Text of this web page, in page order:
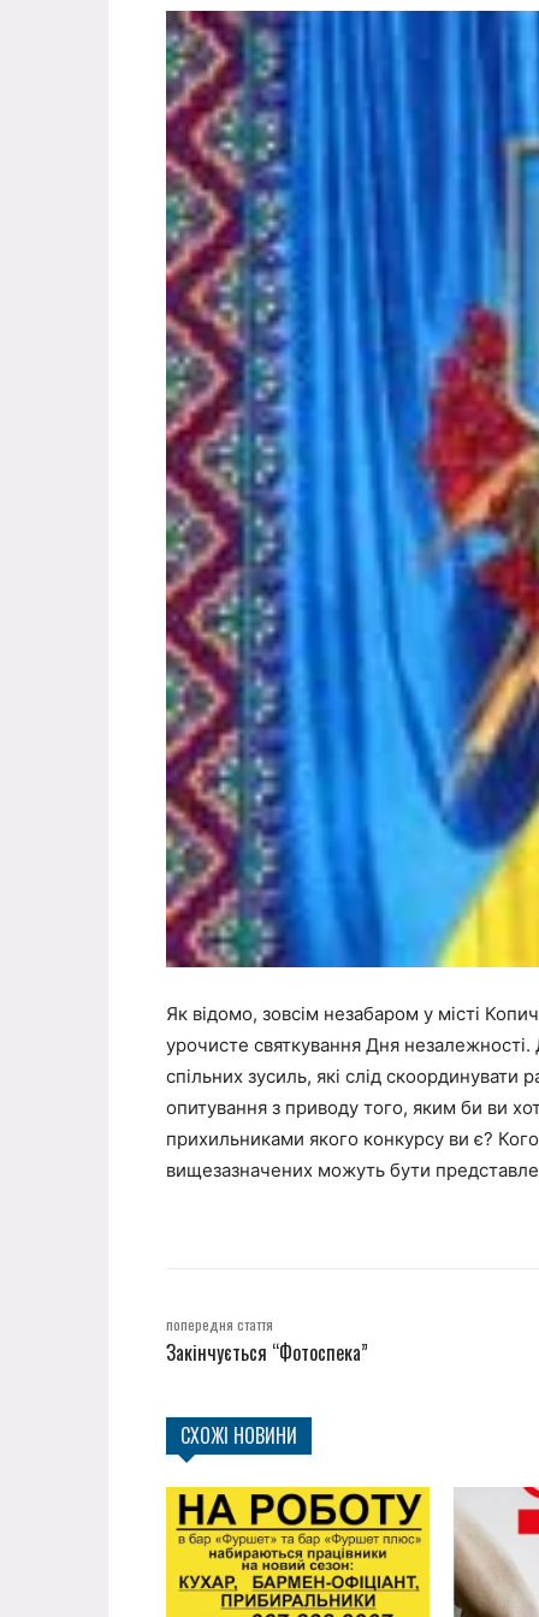
Як відомо, зовсім незабаром у місті
урочисте святкування Дня
спільних зусиль, які слід
опитування з приводу того, яким би ви
прихильниками якого конкурсу ви є?
вищезазначених можуть бути
попередня стаття
Закінчується “Фотоспека”
СХОЖІ НОВИНИ